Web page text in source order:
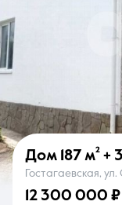
О компании
Дом 187 м² +
Гостагаевская, ул.
12 300 000 ₽